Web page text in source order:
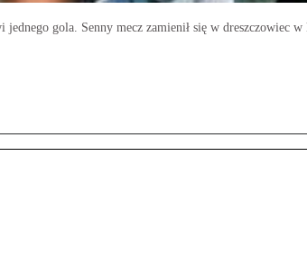
gola. Senny mecz zamienił się w dreszczowiec